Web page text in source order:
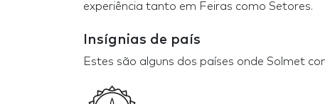
experiência tanto em Feiras como Setores.
Insígnias de país
Estes são alguns dos países onde Solmet